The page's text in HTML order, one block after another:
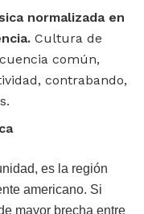
normalizada en
Cultura de
común,
contrabando,
es la región
americano. Si
mayor brecha entre